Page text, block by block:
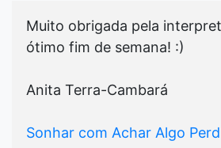
Muito obrigada pela
ótimo fim de semana! :)
Anita Terra-Cambará
Sonhar com Achar Algo